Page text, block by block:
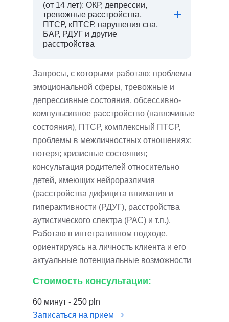
(от 14 лет): ОКР, депрессии,
тревожные расстройства,
ПТСР, кПТСР, нарушения сна,
БАР, РДУГ и другие
расстройства
Запросы, с которыми работаю: проблемы
эмоциональной сферы, тревожные и
депрессивные состояния, обсессивно-
компульсивное расстройство (навязчивые
состояния), ПТСР, комплексный ПТСР,
проблемы в межличностных отношениях;
потеря; кризисные состояния;
консультация родителей относительно
детей, имеющих нейроразличия
(расстройства дифицита внимания и
гиперактивности (РДУГ), расстройства
аутистического спектра (РАС) и т.п.).
Работаю в интегративном подходе,
ориентируясь на личность клиента и его
актуальные потенциальные возможности
Стоимость консультации:
60 минут - 250 pln
Записаться на прием